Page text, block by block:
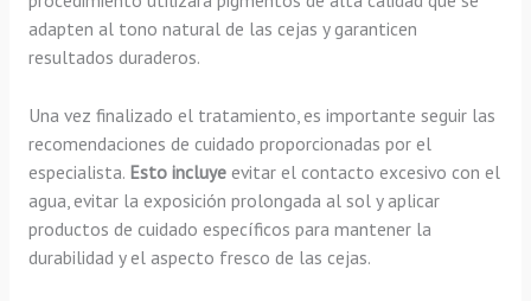
adapten al tono natural de las cejas y garanticen
resultados duraderos.
Una vez finalizado el tratamiento, es importante seguir las
recomendaciones de cuidado proporcionadas por el
especialista. Esto incluyeevitar el contacto excesivo con el
agua, evitar la exposición prolongada al sol y aplicar
productos de cuidado específicos para mantener la
durabilidad y el aspecto fresco de las cejas.